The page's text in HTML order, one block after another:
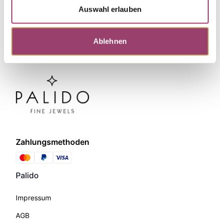
Auswahl erlauben
Ablehnen
Zahlungsmethoden
Palido
Impressum
AGB